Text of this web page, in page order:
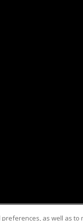
as well as to